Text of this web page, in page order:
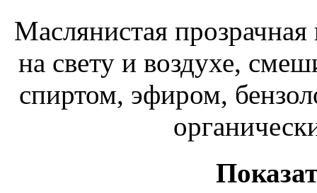
Маслянистая
на свету и воздухе,
спиртом, эфиром,